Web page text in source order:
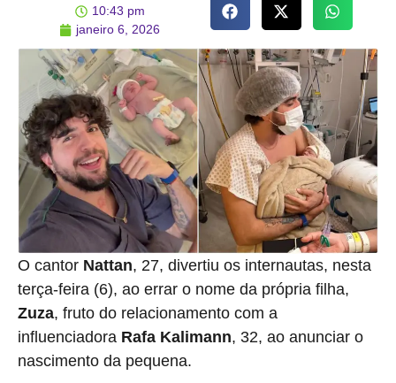
10:43 pm
janeiro 6, 2026
O cantor Nattan, 27, divertiu os internautas, nesta
terça-feira (6), ao errar o nome da própria filha,
Zuza, fruto do relacionamento com a
influenciadora Rafa Kalimann, 32, ao anunciar o
nascimento da pequena.